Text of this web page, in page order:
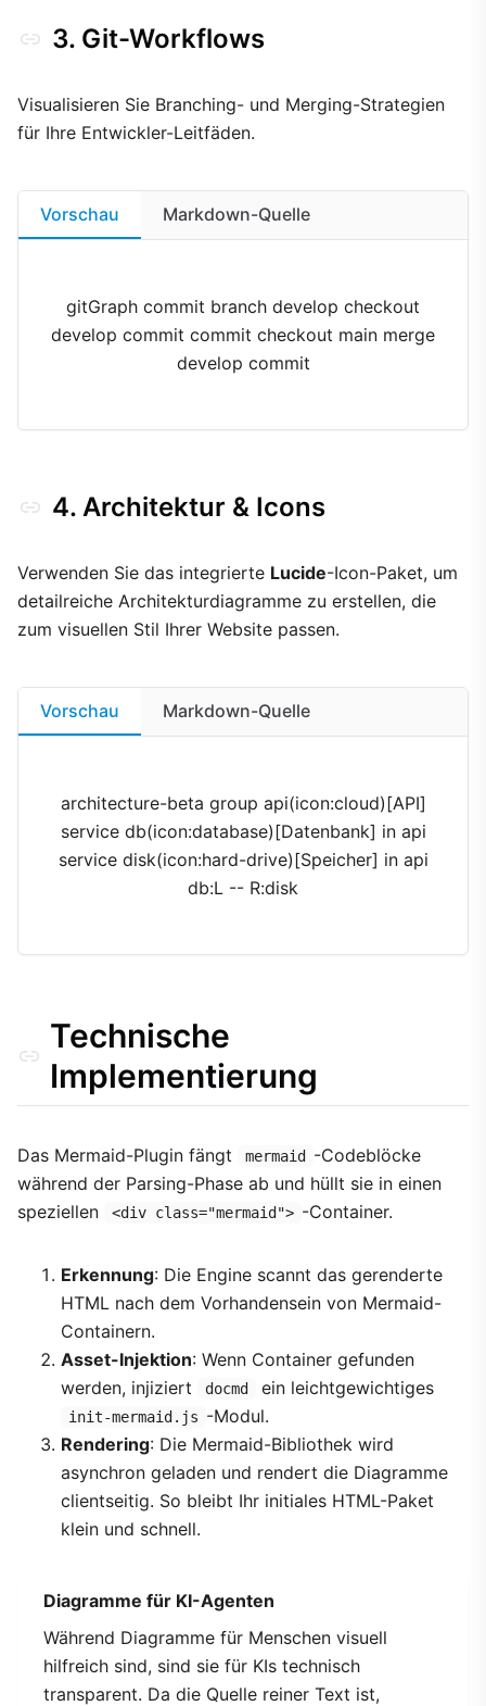
3. Git-Workflows
Visualisieren Sie Branching- und Merging-Strategien
für Ihre Entwickler-Leitfäden.
Vorschau Markdown-Quelle
gitGraph commit branch develop checkout
develop commit commit checkout main merge
develop commit
4. Architektur & Icons
Verwenden Sie das integrierte Lucide-Icon-Paket, um
detailreiche Architekturdiagramme zu erstellen, die
zum visuellen Stil Ihrer Website passen.
Vorschau Markdown-Quelle
architecture-beta group api(icon:cloud)[API]
service db(icon:database)[Datenbank] in api
service disk(icon:hard-drive)[Speicher] in api
db:L -- R:disk
Technische
Implementierung
Das Mermaid-Plugin fängt mermaid
-Codeblöcke
während der Parsing-Phase ab und hüllt sie in einen
speziellen
<div class="mermaid"> -Container.
Erkennung: Die Engine scannt das gerenderte
HTML nach dem Vorhandensein von Mermaid-
Containern.
Asset-Injektion: Wenn Container gefunden
werden, injiziert
docmd ein leichtgewichtiges
init-mermaid.js -Modul.
Rendering: Die Mermaid-Bibliothek wird
asynchron geladen und rendert die Diagramme
clientseitig. So bleibt Ihr initiales HTML-Paket
klein und schnell.
Diagramme für KI-Agenten
Während Diagramme für Menschen visuell
hilfreich sind, sind sie für KIs technisch
transparent. Da die Quelle reiner Text ist,